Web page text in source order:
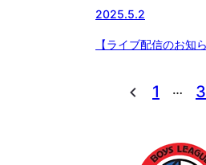
2025.5.2
【ライブ配信のお知
ボーイズリーグ大会
1 … 3